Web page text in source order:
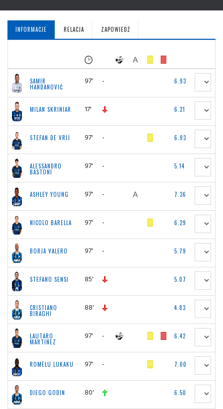
INFORMACJE RELACJA ZAPOWIEDŹ
SAMIR
HANDANOVIĆ
97' - 6.93
MILAN SKRINIAR 17' 6.21
STEFAN DE VRIJ 97' - 6.93
ALESSANDRO
BASTONI
97' - 5.14
ASHLEY YOUNG 97' - 7.36
NICOLO BARELLA 97' - 6.29
BORJA VALERO 97' - 5.79
STEFANO SENSI 85' 5.07
CRISTIANO
BIRAGHI
88' 4.83
LAUTARO
MARTINEZ
97' - 6.42
ROMELU LUKAKU 97' - 7.00
DIEGO GODIN 80' 6.50